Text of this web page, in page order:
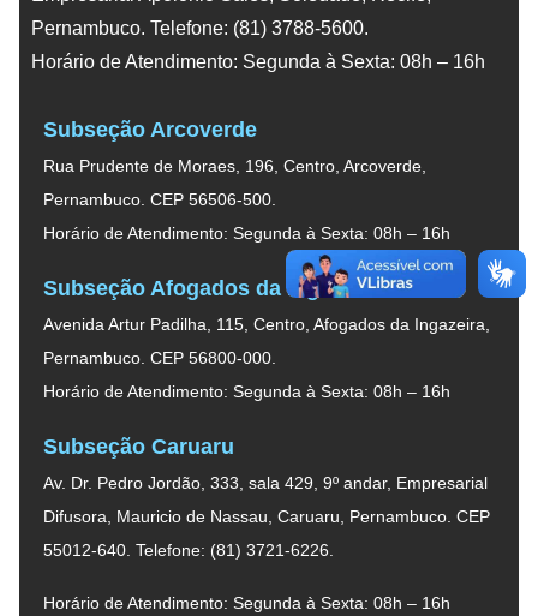
Pernambuco. Telefone: (81) 3788-5600.
Horário de Atendimento: Segunda à Sexta: 08h – 16h
Subseção Arcoverde
Rua Prudente de Moraes, 196, Centro, Arcoverde,
Pernambuco. CEP 56506-500.
Horário de Atendimento: Segunda à Sexta: 08h – 16h
Subseção Afogados da Ingazeira
Avenida Artur Padilha, 115, Centro, Afogados da Ingazeira,
Pernambuco. CEP 56800-000.
Horário de Atendimento: Segunda à Sexta: 08h – 16h
Subseção Caruaru
Av. Dr. Pedro Jordão, 333, sala 429, 9º andar, Empresarial
Difusora, Mauricio de Nassau, Caruaru, Pernambuco. CEP
55012-640. Telefone: (81) 3721-6226.
Horário de Atendimento: Segunda à Sexta: 08h – 16h